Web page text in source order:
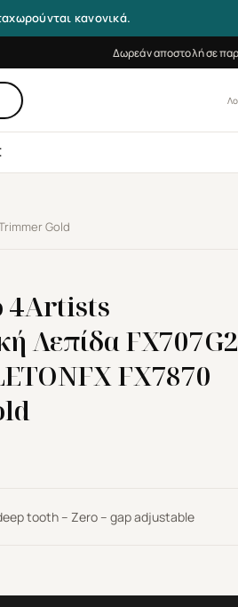
κανονικά.
Δωρεάν αποστολή σε
Gold
4Artists
Λεπίδα
FX7870
tooth – Zero – gap adjustable